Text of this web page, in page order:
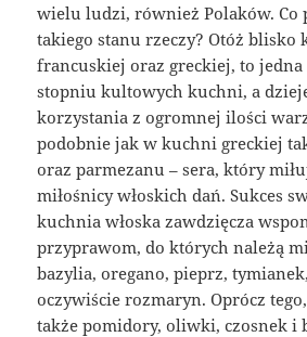
wielu ludzi, również Polaków. Co
takiego stanu rzeczy? Otóż blisko
francuskiej oraz greckiej, to
stopniu kultowych kuchni, a
korzystania z ogromnej ilości
podobnie jak w kuchni greckiej
oraz parmezanu – sera, który
miłośnicy włoskich dań. Sukces
kuchnia włoska zawdzięcza
przyprawom, do których należą
bazylia, oregano, pieprz,
oczywiście rozmaryn. Oprócz
także pomidory, oliwki, czosnek i